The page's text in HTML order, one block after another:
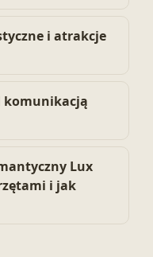
i atrakcje
komunikacją
Lux
i jak